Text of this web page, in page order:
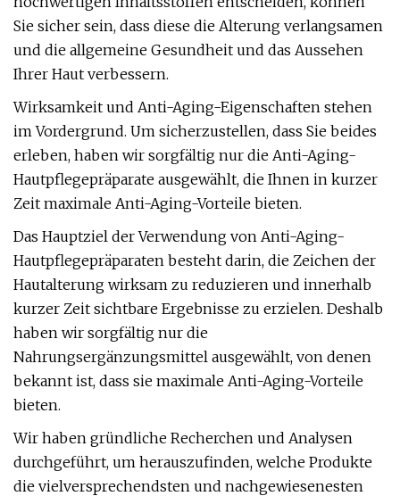
Sie sicher sein, dass diese die Alterung verlangsamen
und die allgemeine Gesundheit und das Aussehen
Ihrer Haut verbessern.
Wirksamkeit und Anti-Aging-Eigenschaften stehen
im Vordergrund. Um sicherzustellen, dass Sie beides
erleben, haben wir sorgfältig nur die Anti-Aging-
Hautpflegepräparate ausgewählt, die Ihnen in kurzer
Zeit maximale Anti-Aging-Vorteile bieten.
Das Hauptziel der Verwendung von Anti-Aging-
Hautpflegepräparaten besteht darin, die Zeichen der
Hautalterung wirksam zu reduzieren und innerhalb
kurzer Zeit sichtbare Ergebnisse zu erzielen. Deshalb
haben wir sorgfältig nur die
Nahrungsergänzungsmittel ausgewählt, von denen
bekannt ist, dass sie maximale Anti-Aging-Vorteile
bieten.
Wir haben gründliche Recherchen und Analysen
durchgeführt, um herauszufinden, welche Produkte
die vielversprechendsten und nachgewiesenesten